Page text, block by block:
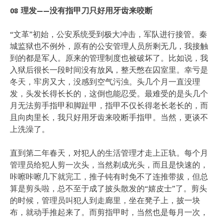
08 理发——没有指甲刀只好用牙齿来咬断
“文革”初始，公安系统受到极大冲击，军队进行接管。秦
城监狱也不例外，原有的公安管理人员所剩无几，我接触
到的都是军人。原来的管理制度也被破坏了。比如说，我
入狱后很长一段时间没有放风，整天憋在囚室里。幸亏是
冬天，牢房又大，没感到空气污浊。头几个月一直没理
发，头发长得长长的，这倒也能忍受。最难受的是头几个
月无法剪手指甲和脚趾甲，指甲不仅长得老长老长的，而
且向肉里长，我只好用牙齿来咬断手指甲。当然，更谈不
上洗澡了。
直到第二年春天，对犯人的生活管理才走上正轨。每个月
管理员给犯人剪一次头，当然剃成光头，而且是快速的，
咔嚓咔嚓几下就完工，推子钝有时免不了连推带拔，但总
算是剪头啦，总不至于成了披头散发的“嬉皮士”了。剪头
的时候，管理员叫犯人到走廊里，坐在凳子上，披一块
布，就动手推起来了。而剪指甲时，当然也是每月一次，